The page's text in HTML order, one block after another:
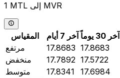
1 MTL إلى MVR
المقياس آخر 7 أيام آخر 30 يوماً
مرتفع
17.8683 17.8683
منخفض
17.7892 17.5722
متوسط
17.8341 17.6984